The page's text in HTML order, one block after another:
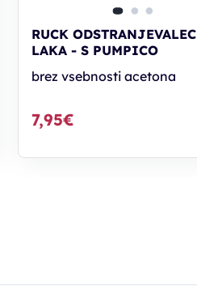
RUCK ODSTRANJEVALEC
LAKA - S PUMPICO
brez vsebnosti acetona
7,95€